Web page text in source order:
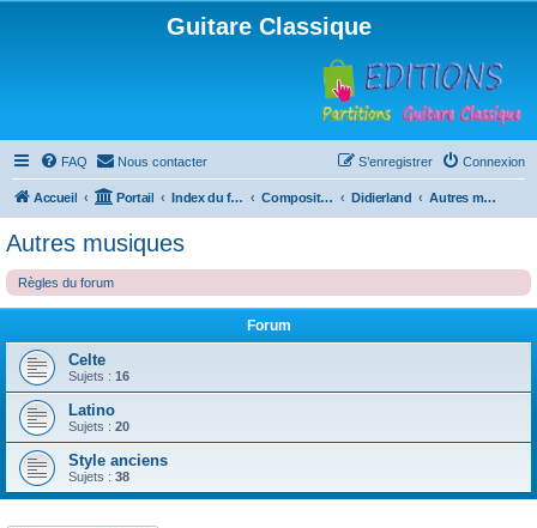
Guitare Classique
FAQ Nous contacter Connexion
S’enregistrer
Accueil Portail Index du forum Compositions Didierland Autres musiques
Autres musiques
Règles du forum
Forum
Celte
Sujets : 16
Latino
Sujets : 20
Style anciens
Sujets : 38